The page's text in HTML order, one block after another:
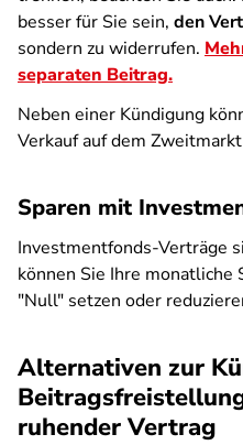
besser für Sie sein, den
sondern zu widerrufen.
separaten Beitrag.
Neben einer Kündigung
Verkauf auf dem
Sparen mit
Investmentfonds-Verträge
können Sie Ihre
"Null" setzen oder
Alternativen zur
ruhender Vertrag